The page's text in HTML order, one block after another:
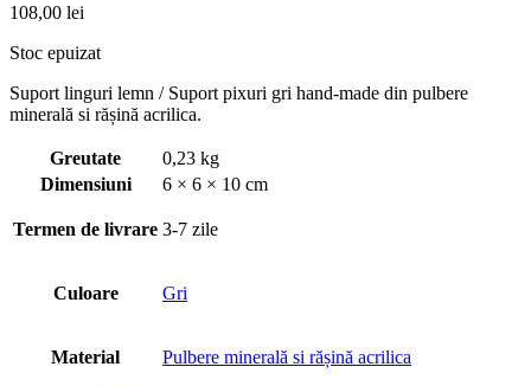
108,00 lei
Stoc epuizat
Suport linguri lemn / Suport pixuri gri hand-made din pulbere
minerală si rășină acrilica.
Greutate
0,23 kg
Dimensiuni
6 × 6 × 10 cm
Termen de livrare 3-7 zile
Culoare Gri
Material Pulbere minerală si rășină acrilica